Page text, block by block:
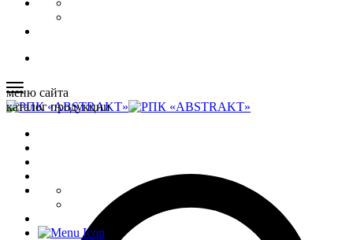
меню сайта
каталог продукции